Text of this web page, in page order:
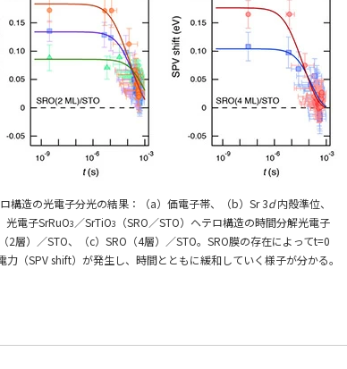
ロ構造の光電子分光の結果：（a）価電子帯、（b）Sr 3d内殻準位、
光電子SrRuO3 ／SrTiO3
（SRO／STO）ヘテロ構造の時間分解光電子
2層）／STO、（c）SRO（4層）／STO。SRO膜の存在によってt=0
（SPV shift）が発生し、時間とともに緩和していく様子が分かる。